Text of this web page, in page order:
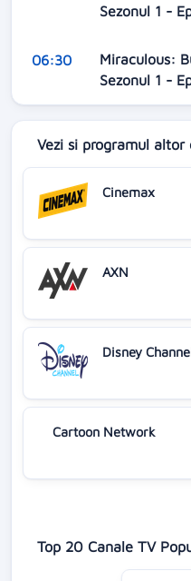
Sezonul 1 -
06:30
Miraculous:
Sezonul 1 -
Vezi si programul altor
Cinemax
AXN
Disney
Cartoon Network
Top 20 Canale TV